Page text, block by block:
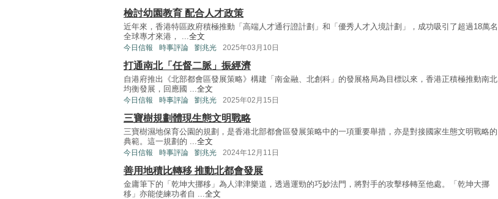
檢討幼園教育 配合人才政策
近年來，香港特區政府積極推動「高端人才通行證計劃」和「優秀人才入境計劃」，成功吸引了超過18萬名
全球專才來港， ...全文
今日信報 時事評論 劉兆光 2025年03月10日
打通南北「任督二脈」振經濟
自港府推出《北部都會區發展策略》構建「南金融、北創科」的發展格局為目標以來，香港正積極推動南北
均衡發展，回應國 ...全文
今日信報 時事評論 劉兆光 2025年02月15日
三寶樹規劃體現生態文明戰略
三寶樹濕地保育公園的規劃，是香港北部都會區發展策略中的一項重要舉措，亦是對接國家生態文明戰略的
典範。這一規劃的 ...全文
今日信報 時事評論 劉兆光 2024年12月11日
善用地積比轉移 推動北都會發展
金庸筆下的「乾坤大挪移」為人津津樂道，透過運勁的巧妙法門，將對手的攻擊移轉至他處。「乾坤大挪
移」亦能使練功者自 ...全文